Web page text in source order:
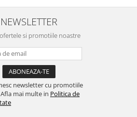
NEWSLETTER
si promotiile noastre
newsletter cu promotiile
mai multe in Politica de